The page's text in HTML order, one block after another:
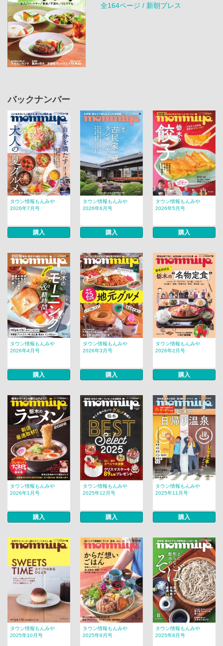
全164ページ / 新朝プレス
バックナンバー
タウン情報もんみや
2026年7月号
購入
タウン情報もんみや
2026年6月号
購入
タウン情報もんみや
2026年5月号
購入
タウン情報もんみや
2026年4月号
購入
タウン情報もんみや
2026年3月号
購入
タウン情報もんみや
2026年2月号
購入
タウン情報もんみや
2026年1月号
購入
タウン情報もんみや
2025年12月号
購入
タウン情報もんみや
2025年11月号
購入
タウン情報もんみや
2025年10月号
タウン情報もんみや
2025年9月号
タウン情報もんみや
2025年8月号